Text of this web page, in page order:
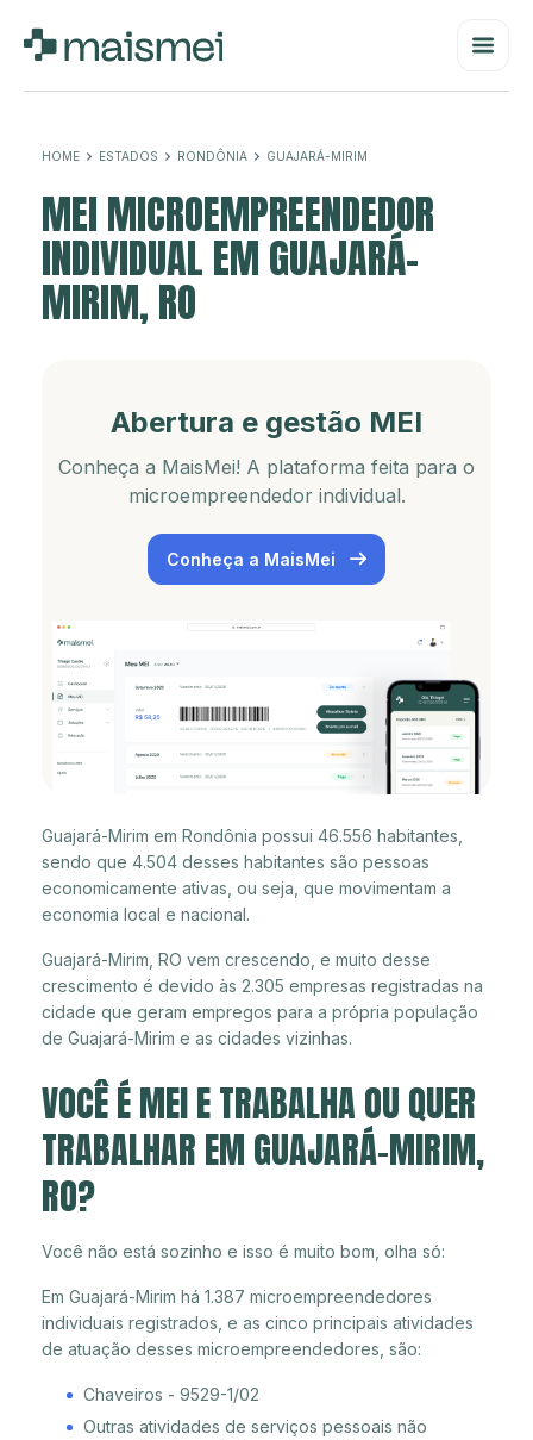
HOME ESTADOS RONDÔNIA GUAJARÁ-MIRIM
MEI MICROEMPREENDEDOR
INDIVIDUAL EM GUAJARÁ-
MIRIM, RO
Abertura e gestão MEI
Conheça a MaisMei! A plataforma feita para o
microempreendedor individual.
Conheça a MaisMei
Guajará-Mirim em Rondônia possui 46.556 habitantes,
sendo que 4.504 desses habitantes são pessoas
economicamente ativas, ou seja, que movimentam a
economia local e nacional.
Guajará-Mirim, RO vem crescendo, e muito desse
crescimento é devido às 2.305 empresas registradas na
cidade que geram empregos para a própria população
de Guajará-Mirim e as cidades vizinhas.
VOCÊ É MEI E TRABALHA OU QUER
TRABALHAR EM GUAJARÁ-MIRIM,
RO?
Você não está sozinho e isso é muito bom, olha só:
Em Guajará-Mirim há 1.387 microempreendedores
individuais registrados, e as cinco principais atividades
de atuação desses microempreendedores, são:
Chaveiros - 9529-1/02
Outras atividades de serviços pessoais não